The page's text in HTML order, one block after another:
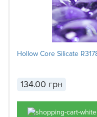
Hollow Core Silicate
134.00 грн